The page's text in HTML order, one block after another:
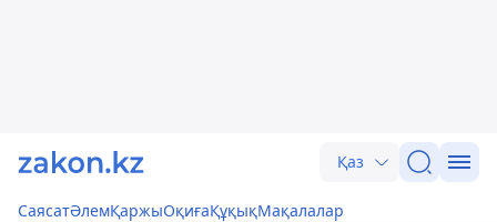
Қаз
СаясатӘлемҚаржыОқиғаҚұқықМақалалар